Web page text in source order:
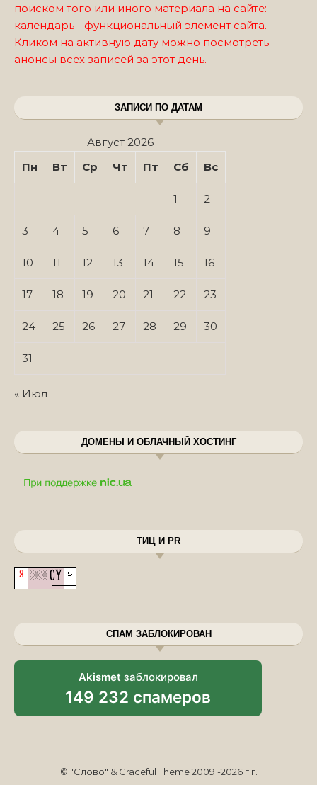
поиском того или иного материала на сайте:
календарь - функциональный элемент сайта.
Кликом на активную дату можно посмотреть
анонсы всех записей за этот день.
ЗАПИСИ ПО ДАТАМ
Август 2026
Пн
Вт Ср Чт Пт Сб Вс
1 2
3 4 5 6 7 8 9
10 11 12 13 14 15 16
17 18 19 20 21 22 23
24 25 26 27 28 29 30
31
« Июл
ДОМЕНЫ И ОБЛАЧНЫЙ ХОСТИНГ
ТИЦ И PR
СПАМ ЗАБЛОКИРОВАН
Akismet заблокировал
149 232 спамеров
© "Слово" & Graceful Theme 2009 -2026 г.г.